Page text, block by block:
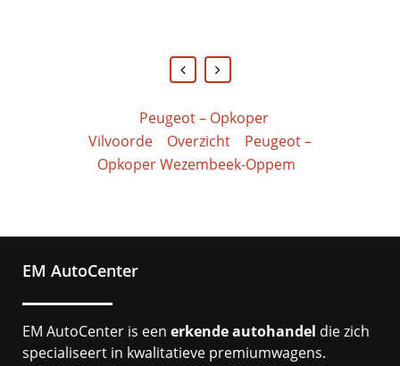
Peugeot – Opkoper
Vilvoorde
Overzicht
Peugeot –
Opkoper Wezembeek-Oppem
EM AutoCenter
EM AutoCenter is een erkende autohandel die zich
specialiseert in kwalitatieve premiumwagens.